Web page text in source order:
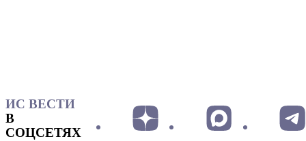
ИС ВЕСТИ
В
СОЦСЕТЯХ